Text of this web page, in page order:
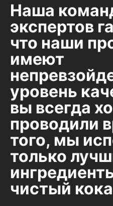
Наша
экспертов
что наши
имеют
уровень
вы всегда
проводили
того, мы
только
чистый